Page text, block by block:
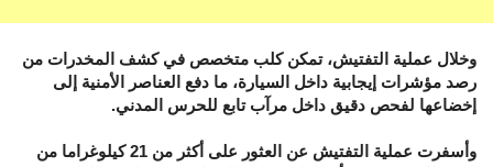
وخلال عملية التفتيش، تمكن كلب متخصص في كشف المخدرات من
رصد مؤشرات إيجابية داخل السيارة، ما دفع العناصر الأمنية إلى
إخضاعها لفحص دقيق داخل مرآب تابع للحرس المدني.
وأسفرت عملية التفتيش عن العثور على أكثر من 21 كيلوغراما من